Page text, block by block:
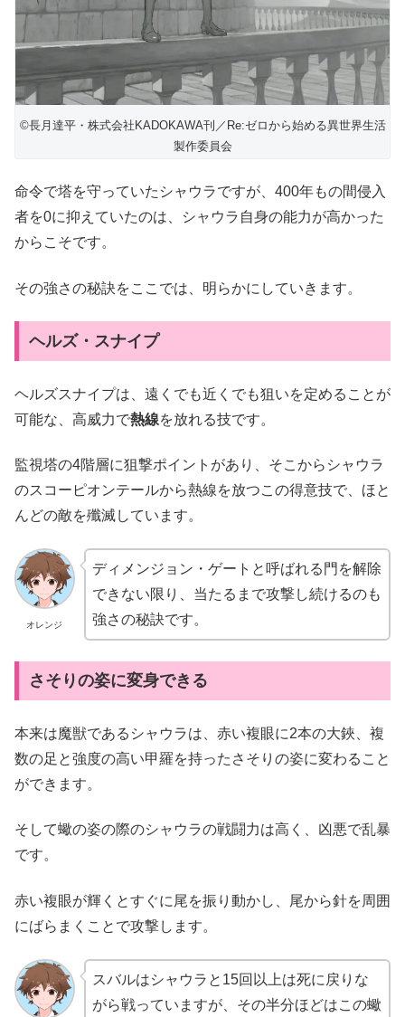
©長月達平・株式会社KADOKAWA刊／Re:ゼロから始める異世界生活
製作委員会
命令で塔を守っていたシャウラですが、400年もの間侵入
者を0に抑えていたのは、シャウラ自身の能力が高かった
からこそです。
その強さの秘訣をここでは、明らかにしていきます。
ヘルズ・スナイプ
ヘルズスナイプは、遠くでも近くでも狙いを定めることが
可能な、高威力で熱線を放れる技です。
監視塔の4階層に狙撃ポイントがあり、そこからシャウラ
のスコーピオンテールから熱線を放つこの得意技で、ほと
んどの敵を殲滅しています。
オレンジ
ディメンジョン・ゲートと呼ばれる門を解除
できない限り、当たるまで攻撃し続けるのも
強さの秘訣です。
さそりの姿に変身できる
本来は魔獣であるシャウラは、赤い複眼に2本の大鋏、複
数の足と強度の高い甲羅を持ったさそりの姿に変わること
ができます。
そして蠍の姿の際のシャウラの戦闘力は高く、凶悪で乱暴
です。
赤い複眼が輝くとすぐに尾を振り動かし、尾から針を周囲
にばらまくことで攻撃します。
スバルはシャウラと15回以上は死に戻りな
がら戦っていますが、その半分ほどはこの蠍